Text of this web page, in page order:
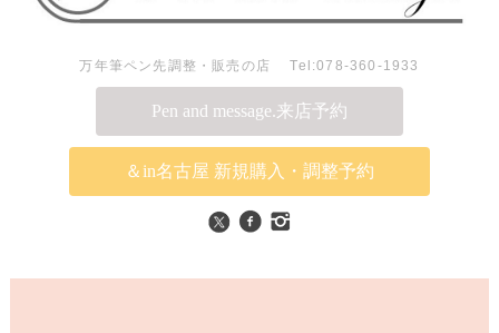
万年筆ペン先調整・販売の店 Tel:078-360-1933
Pen and message.来店予約
＆in名古屋 新規購入・調整予約